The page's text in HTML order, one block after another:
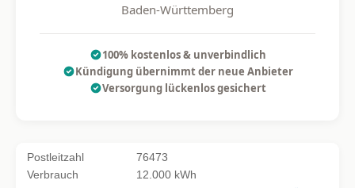
Baden-Württemberg
100% kostenlos & unverbindlich
Kündigung übernimmt der neue Anbieter
Versorgung lückenlos gesichert